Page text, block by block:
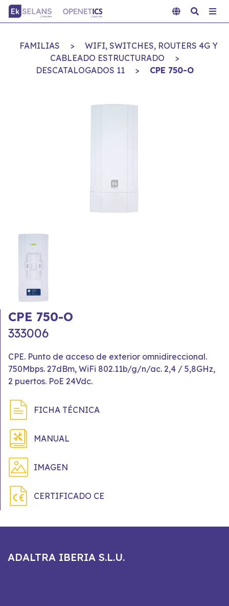
FAMILIAS >
WIFI, SWITCHES, ROUTERS 4G Y
CABLEADO ESTRUCTURADO
>
DESCATALOGADOS 11
> CPE 750-O
CPE 750-O
333006
CPE. Punto de acceso de exterior omnidireccional.
750Mbps. 27dBm, WiFi 802.11b/g/n/ac. 2,4 / 5,8GHz,
2 puertos. PoE 24Vdc.
FICHA TÉCNICA
MANUAL
IMAGEN
CERTIFICADO CE
ADALTRA IBERIA S.L.U.